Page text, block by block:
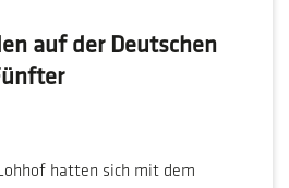
auf der Deutschen
Lohhof hatten sich mit dem